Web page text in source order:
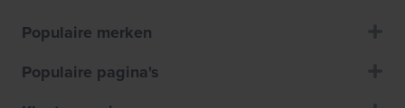
Populaire merken
Populaire pagina's